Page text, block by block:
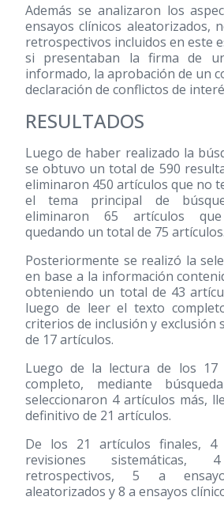
Además se analizaron los
ensayos clínicos aleatorizados,
retrospectivos incluidos en este
si presentaban la firma de
informado, la aprobación de un
declaración de conflictos de
RESULTADOS
Luego de haber realizado la
se obtuvo un total de 590
eliminaron 450 artículos que no
el tema principal de
eliminaron 65 artículos
quedando un total de 75 artículos.
Posteriormente se realizó la
en base a la información
obteniendo un total de 43
luego de leer el texto
criterios de inclusión y exclusión
de 17 artículos.
Luego de la lectura de los 17
completo, mediante
seleccionaron 4 artículos más,
definitivo de 21 artículos.
De los 21 artículos finales, 4
revisiones
retrospectivos, 5 a
aleatorizados y 8 a ensayos